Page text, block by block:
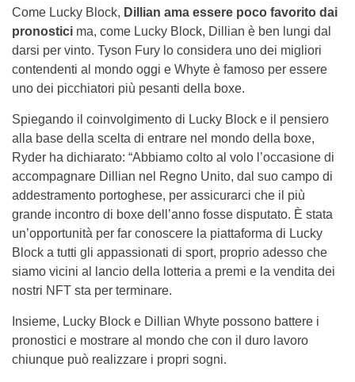
Come Lucky Block, Dillian ama essere poco favorito dai
pronostici ma, come Lucky Block, Dillian è ben lungi dal
darsi per vinto. Tyson Fury lo considera uno dei migliori
contendenti al mondo oggi e Whyte è famoso per essere
uno dei picchiatori più pesanti della boxe.
Spiegando il coinvolgimento di Lucky Block e il pensiero
alla base della scelta di entrare nel mondo della boxe,
Ryder ha dichiarato: “Abbiamo colto al volo l’occasione di
accompagnare Dillian nel Regno Unito, dal suo campo di
addestramento portoghese, per assicurarci che il più
grande incontro di boxe dell’anno fosse disputato. È stata
un’opportunità per far conoscere la piattaforma di Lucky
Block a tutti gli appassionati di sport, proprio adesso che
siamo vicini al lancio della lotteria a premi e la vendita dei
nostri NFT sta per terminare.
Insieme, Lucky Block e Dillian Whyte possono battere i
pronostici e mostrare al mondo che con il duro lavoro
chiunque può realizzare i propri sogni.